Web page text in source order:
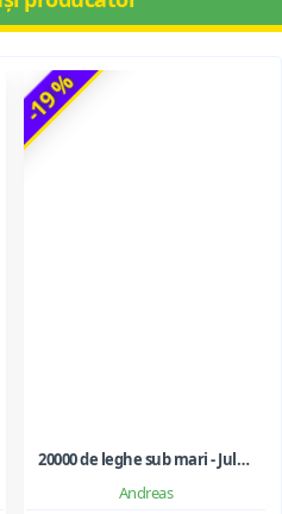
-19 %
Andreas
20000 de leghe sub mari - Jules Verne